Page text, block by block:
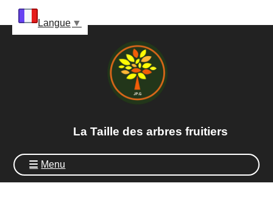
La Taille des arbres fruitiers
Menu
Langue ▼